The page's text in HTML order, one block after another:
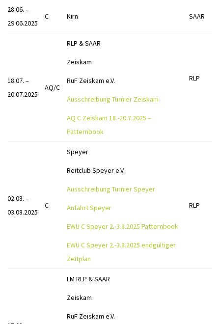
28.06. –
29.06.2025
C Kirn SAAR
18.07. –
20.07.2025
AQ/C
RLP & SAAR
Zeiskam
RuF Zeiskam e.V.
Ausschreibung Turnier Zeiskam
AQ C Zeiskam 18.-20.7.2025 –
Patternbook
RLP
02.08. –
03.08.2025
C
Speyer
Reitclub Speyer e.V.
Ausschreibung Turnier Speyer
Anfahrt Speyer
EWU C Speyer 2.-3.8.2025 Patternbook
EWU C Speyer 2.-3.8.2025 endgültiger
Zeitplan
RLP
LM RLP & SAAR
Zeiskam
RuF Zeiskam e.V.